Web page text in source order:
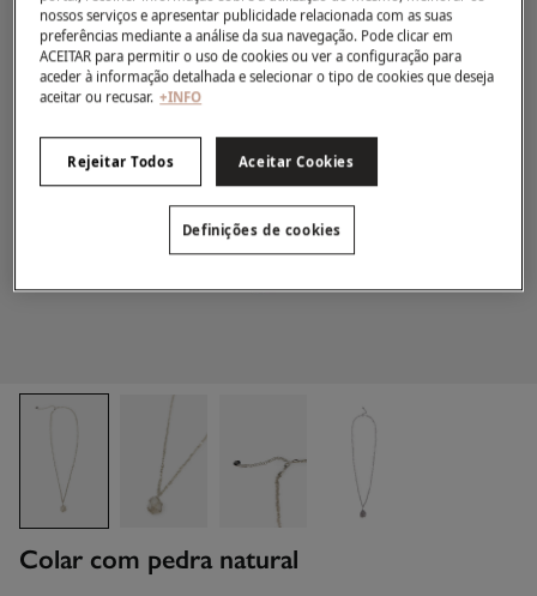
Colar com pedra natural
nossos serviços e apresentar publicidade relacionada com as suas
preferências mediante a análise da sua navegação. Pode clicar em
ACEITAR para permitir o uso de cookies ou ver a configuração para
aceder à informação detalhada e selecionar o tipo de cookies que deseja
aceitar ou recusar. +INFO
Rejeitar Todos Aceitar Cookies
Definições de cookies